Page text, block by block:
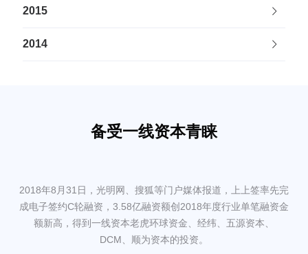
2015
2014
备受一线资本青睐
2018年8月31日，光明网、搜狐等门户媒体报道，上上签率先完
成电子签约C轮融资，3.58亿融资额创2018年度行业单笔融资金
额新高，得到一线资本老虎环球资金、经纬、五源资本、
DCM、顺为资本的投资。